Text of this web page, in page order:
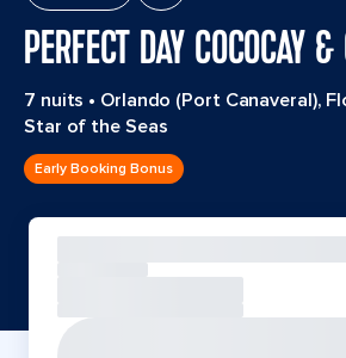
PERFECT DAY COCOCAY
7 nuits • Orlando (Port Canaveral),
Star of the Seas
Early Booking Bonus